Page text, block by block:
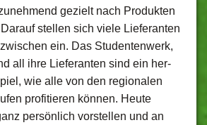
gezielt nach Produkten
stellen sich viele Lieferanten
ein. Das Studentenwerk,
all ihre Lieferanten sind ein her-
wie alle von den regionalen
profitieren können. Heute
persönlich vorstellen und an